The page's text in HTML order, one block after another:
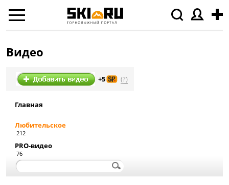
Видео
+5 (?)
Главная
Любительское
212
PRO-видео
76